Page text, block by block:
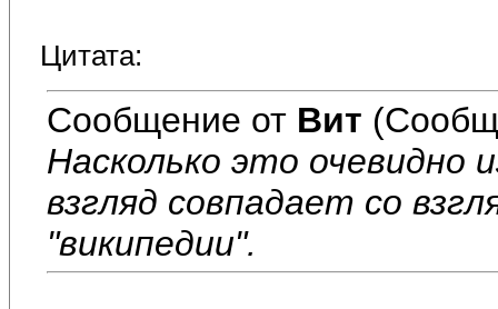
Цитата:
Сообщение от Вит
Насколько это
взгляд совпадает со
"википедии".